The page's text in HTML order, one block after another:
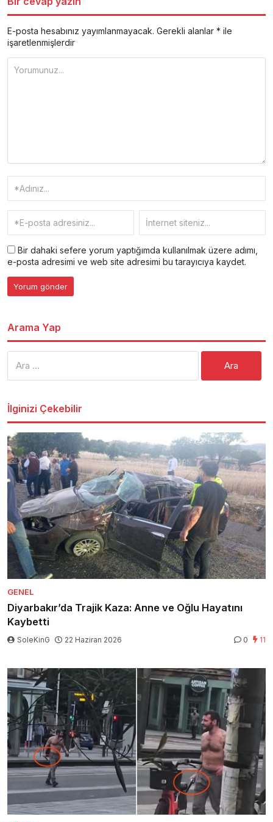
E-posta hesabınız yayımlanmayacak. Gerekli alanlar * ile
işaretlenmişlerdir
Bir dahaki sefere yorum yaptığımda kullanılmak üzere adımı,
e-posta adresimi ve web site adresimi bu tarayıcıya kaydet.
Arama Yap
İlginizi Çekebilir
GENEL
Diyarbakır’da Trajik Kaza: Anne ve Oğlu Hayatını
Kaybetti
SoleKinG 22 Haziran 2026 0 11